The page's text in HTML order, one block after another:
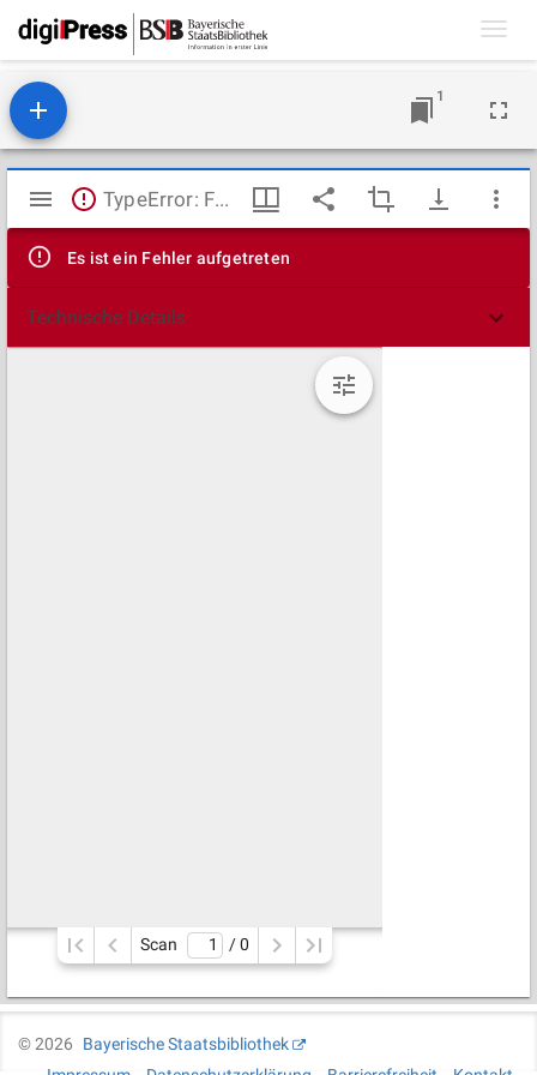
1
Mirador
Viewer
TypeError: Failed to fetch
Es ist ein Fehler aufgetreten
Technische Details
Scan / 0
©2026
Bayerische Staatsbibliothek